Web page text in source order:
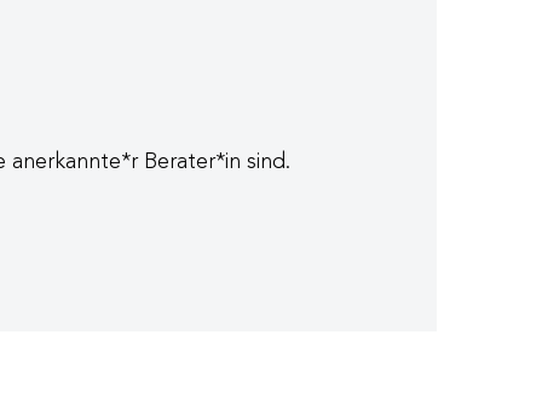
anerkannte*r Berater*in sind.